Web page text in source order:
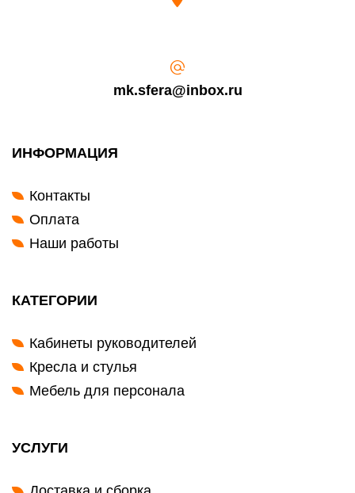
mk.sfera@inbox.ru
ИНФОРМАЦИЯ
Контакты
Оплата
Наши работы
КАТЕГОРИИ
Кабинеты руководителей
Кресла и стулья
Мебель для персонала
УСЛУГИ